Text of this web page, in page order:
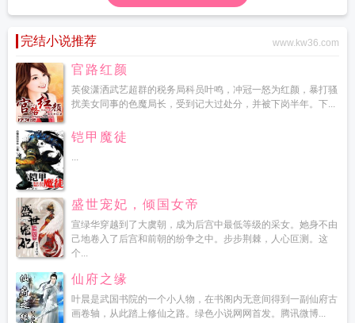
完结小说推荐 www.kw36.com
官路红颜
英俊潇洒武艺超群的税务局科员叶鸣，冲冠一怒为红颜，暴打骚
扰美女同事的色魔局长，受到记大过处分，并被下岗半年。下...
铠甲魔徒
...
盛世宠妃，倾国女帝
宣绿华穿越到了大虞朝，成为后宫中最低等级的采女。她身不由
己地卷入了后宫和前朝的纷争之中。步步荆棘，人心叵测。这
个...
仙府之缘
叶晨是武国书院的一个小人物，在书阁内无意间得到一副仙府古
画卷轴，从此踏上修仙之路。绿色小说网网首发。腾讯微博...